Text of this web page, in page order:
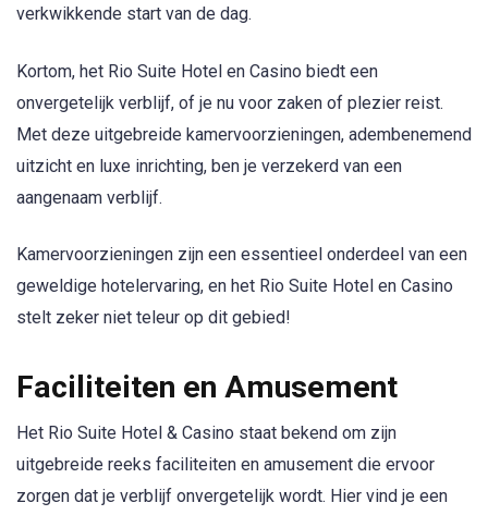
verkwikkende start van de dag.
Kortom, het Rio Suite Hotel en Casino biedt een
onvergetelijk verblijf, of je nu voor zaken of plezier reist.
Met deze uitgebreide kamervoorzieningen, adembenemend
uitzicht en luxe inrichting, ben je verzekerd van een
aangenaam verblijf.
Kamervoorzieningen zijn een essentieel onderdeel van een
geweldige hotelervaring, en het Rio Suite Hotel en Casino
stelt zeker niet teleur op dit gebied!
Faciliteiten en Amusement
Het Rio Suite Hotel & Casino staat bekend om zijn
uitgebreide reeks faciliteiten en amusement die ervoor
zorgen dat je verblijf onvergetelijk wordt. Hier vind je een